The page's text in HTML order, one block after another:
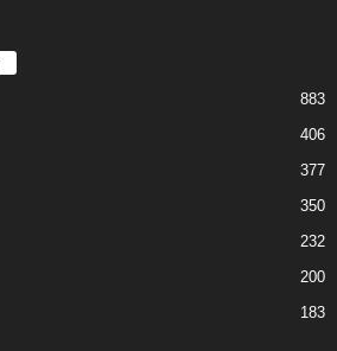
883
406
377
350
232
200
183